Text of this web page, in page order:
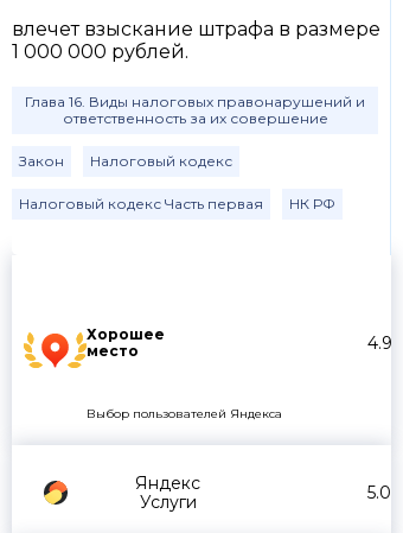
Хорошее
место
4.9
Выбор пользователей Яндекса
Яндекс
Услуги
5.0
влечет взыскание штрафа в размере
1 000 000 рублей.
Глава 16. Виды налоговых правонарушений и
ответственность за их совершение
Закон Налоговый кодекс
Налоговый кодекс Часть первая НК РФ